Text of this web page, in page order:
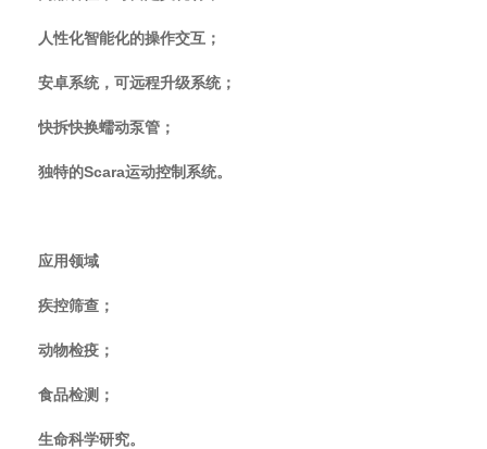
人性化智能化的操作交互；
安卓系统，可远程升级系统；
快拆快换蠕动泵管；
独特的Scara运动控制系统。
应用领域
疾控筛查；
动物检疫；
食品检测；
生命科学研究。